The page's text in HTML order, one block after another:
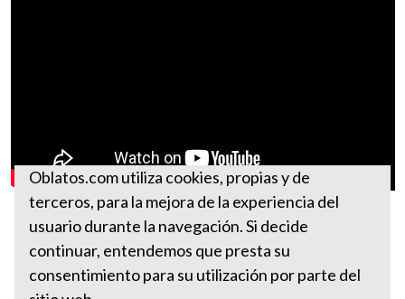
Oblatos.com utiliza cookies, propias y de
terceros, para la mejora de la experiencia del
usuario durante la navegación. Si decide
continuar, entendemos que presta su
consentimiento para su utilización por parte del